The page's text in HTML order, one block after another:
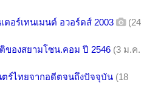
ตอร์เทนเมนต์ อวอร์ดส์ 2003
(24
องสยามโซน.คอม ปี 2546 (3 ม.ค.
ร์ไทยจากอดีตจนถึงปัจจุบัน (18